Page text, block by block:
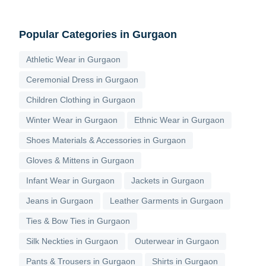
Popular Categories in Gurgaon
Athletic Wear in Gurgaon
Ceremonial Dress in Gurgaon
Children Clothing in Gurgaon
Winter Wear in Gurgaon Ethnic Wear in Gurgaon
Shoes Materials & Accessories in Gurgaon
Gloves & Mittens in Gurgaon
Infant Wear in Gurgaon Jackets in Gurgaon
Jeans in Gurgaon Leather Garments in Gurgaon
Ties & Bow Ties in Gurgaon
Silk Neckties in Gurgaon Outerwear in Gurgaon
Pants & Trousers in Gurgaon Shirts in Gurgaon